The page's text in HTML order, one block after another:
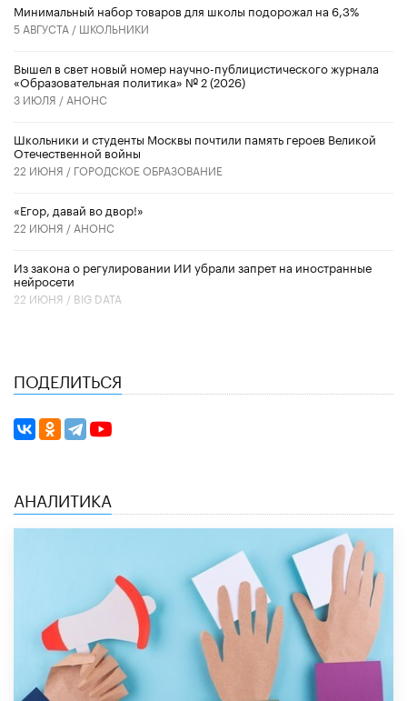
Минимальный набор товаров для школы подорожал на 6,3%
5 АВГУСТА / ШКОЛЬНИКИ
Вышел в свет новый номер научно-публицистического журнала
«Образовательная политика» № 2 (2026)
3 ИЮЛЯ / АНОНС
Школьники и студенты Москвы почтили память героев Великой
Отечественной войны
22 ИЮНЯ / ГОРОДСКОЕ ОБРАЗОВАНИЕ
«Егор, давай во двор!»
22 ИЮНЯ / АНОНС
Из закона о регулировании ИИ убрали запрет на иностранные
нейросети
22 ИЮНЯ / BIG DATA
ПОДЕЛИТЬСЯ
АНАЛИТИКА